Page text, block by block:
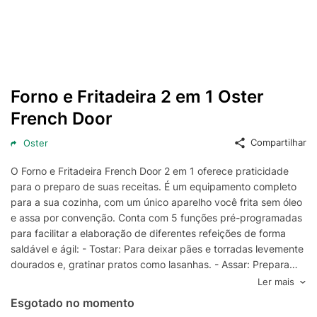
Forno e Fritadeira 2 em 1 Oster
French Door
Oster Compartilhar
O Forno e Fritadeira French Door 2 em 1 oferece praticidade
para o preparo de suas receitas. É um equipamento completo
para a sua cozinha, com um único aparelho você frita sem óleo
e assa por convenção. Conta com 5 funções pré-programadas
para facilitar a elaboração de diferentes refeições de forma
saldável e ágil: - Tostar: Para deixar pães e torradas levemente
dourados e, gratinar pratos como lasanhas. - Assar: Prepara
diversas receitas com uma temperatura que se adequa a cada
uma delas. Ideal para carnes e bolos. - Grelhar: O aparelho
grelha alimentos de acordo com a necessidade de cada
Ler mais
Esgotado no momento